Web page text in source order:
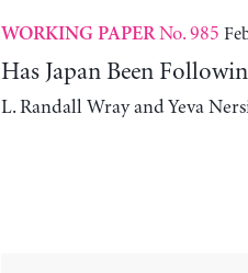
WORKING PAPERNo. 985
Has Japan Been
L. Randall Wray and Yeva